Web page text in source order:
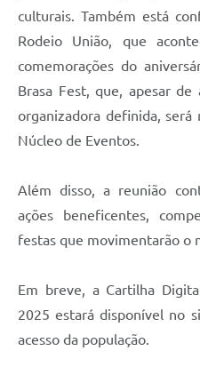
culturais. Também está
Rodeio União, que
comemorações do
Brasa Fest, que, apesar
organizadora definida,
Núcleo de Eventos.
Além disso, a reunião
ações beneficentes,
festas que movimentarão o
Em breve, a Cartilha
2025 estará disponível no
acesso da população.